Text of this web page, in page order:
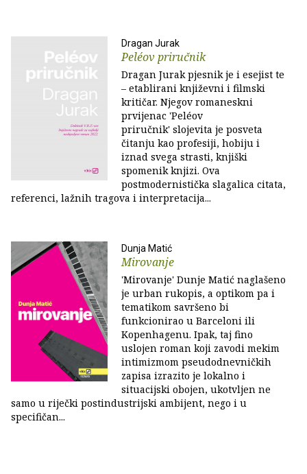
Dragan Jurak
Peléov priručnik
Dragan Jurak pjesnik je i esejist te
– etablirani književni i filmski
kritičar. Njegov romaneskni
prvijenac 'Peléov
priručnik' slojevita je posveta
čitanju kao profesiji, hobiju i
iznad svega strasti, knjiški
spomenik knjizi. Ova
postmodernistička slagalica citata,
referenci, lažnih tragova i interpretacija...
Dunja Matić
Mirovanje
'Mirovanje' Dunje Matić naglašeno
je urban rukopis, a optikom pa i
tematikom savršeno bi
funkcionirao u Barceloni ili
Kopenhagenu. Ipak, taj fino
uslojen roman koji zavodi mekim
intimizmom pseudodnevničkih
zapisa izrazito je lokalno i
situacijski obojen, ukotvljen ne
samo u riječki postindustrijski ambijent, nego i u
specifičan...